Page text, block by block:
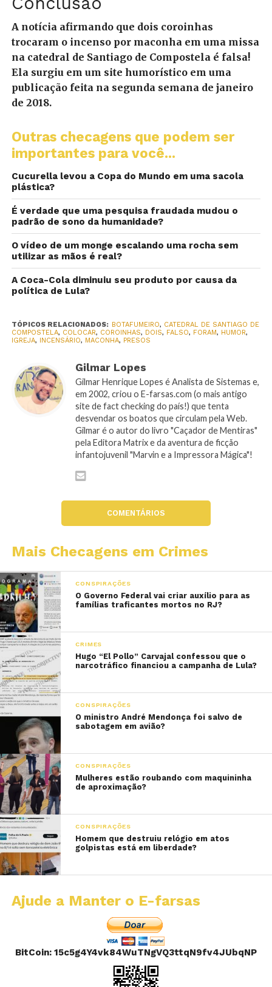
A notícia afirmando que dois coroinhas
trocaram o incenso por maconha em uma missa
na catedral de Santiago de Compostela é falsa!
Ela surgiu em um site humorístico em uma
publicação feita na segunda semana de janeiro
de 2018.
Outras checagens que podem ser
importantes para você...
Cucurella levou a Copa do Mundo em uma sacola
plástica?
É verdade que uma pesquisa fraudada mudou o
padrão de sono da humanidade?
O vídeo de um monge escalando uma rocha sem
utilizar as mãos é real?
A Coca-Cola diminuiu seu produto por causa da
política de Lula?
TÓPICOS RELACIONADOS: BOTAFUMEIRO, CATEDRAL DE SANTIAGO DE
COMPOSTELA, COLOCAR, COROINHAS, DOIS, FALSO, FORAM, HUMOR,
IGREJA, INCENSÁRIO, MACONHA, PRESOS
Gilmar Lopes
Gilmar Henrique Lopes é Analista de Sistemas e,
em 2002, criou o E-farsas.com (o mais antigo
site de fact checking do país!) que tenta
desvendar os boatos que circulam pela Web.
Gilmar é o autor do livro "Caçador de Mentiras"
pela Editora Matrix e da aventura de ficção
infantojuvenil "Marvin e a Impressora Mágica"!
COMENTÁRIOS
Mais Checagens em Crimes
CONSPIRAÇÕES
O Governo Federal vai criar auxílio para as
famílias traficantes mortos no RJ?
CRIMES
Hugo “El Pollo” Carvajal confessou que o
narcotráfico financiou a campanha de Lula?
CONSPIRAÇÕES
O ministro André Mendonça foi salvo de
sabotagem em avião?
CONSPIRAÇÕES
Mulheres estão roubando com maquininha
de aproximação?
CONSPIRAÇÕES
Homem que destruiu relógio em atos
golpistas está em liberdade?
Ajude a Manter o E-farsas
BitCoin: 15c5g4Y4vk84WuTNgVQ3ttqN9fv4JUbqNP